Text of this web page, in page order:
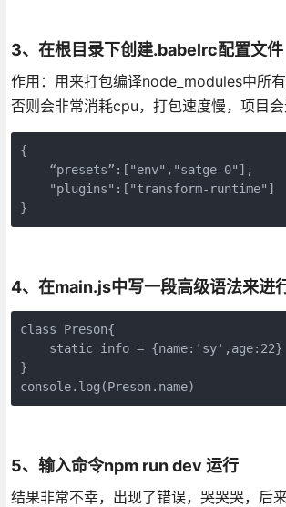
3、在根目录下创建.babelrc配置文件
作用：用来打包编译node_modules中所有
否则会非常消耗cpu，打包速度慢，项目
{
    “presets”:["env","satge-0"],
    "plugins":["transform-runtime"]
}
4、在main.js中写一段高级语法来进
class Preson{
    static info = {name:'sy',age:22}
}
console.log(Preson.name)
5、输入命令npm run dev 运行
结果非常不幸，出现了错误，哭哭哭，后